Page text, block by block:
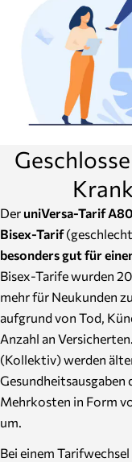
Der uniVersa-Tarif
Bisex-Tarif
besonders gut für
Bisex-Tarife wurden
mehr für Neukunden
aufgrund von Tod,
Anzahl an
(Kollektiv) werden
Gesundheitsausgaben
Mehrkosten in Form
um.
Bei einem